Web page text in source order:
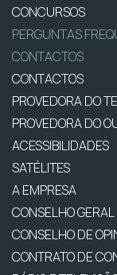
CONCURSOS
PERGUNTAS
CONTACTOS
CONTACTOS
PROVEDORA DO
PROVEDORA DO
ACESSIBILIDADES
SATÉLITES
A EMPRESA
CONSELHO
CONSELHO DE
CONTRATO DE